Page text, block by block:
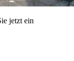
jetzt ein